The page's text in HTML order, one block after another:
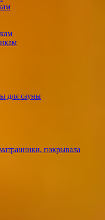
для сауны
покрывала